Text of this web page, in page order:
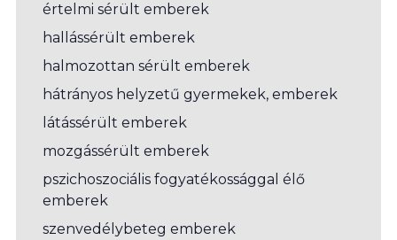
értelmi sérült emberek
hallássérült emberek
halmozottan sérült emberek
hátrányos helyzetű gyermekek, emberek
látássérült emberek
mozgássérült emberek
pszichoszociális fogyatékossággal élő
emberek
szenvedélybeteg emberek